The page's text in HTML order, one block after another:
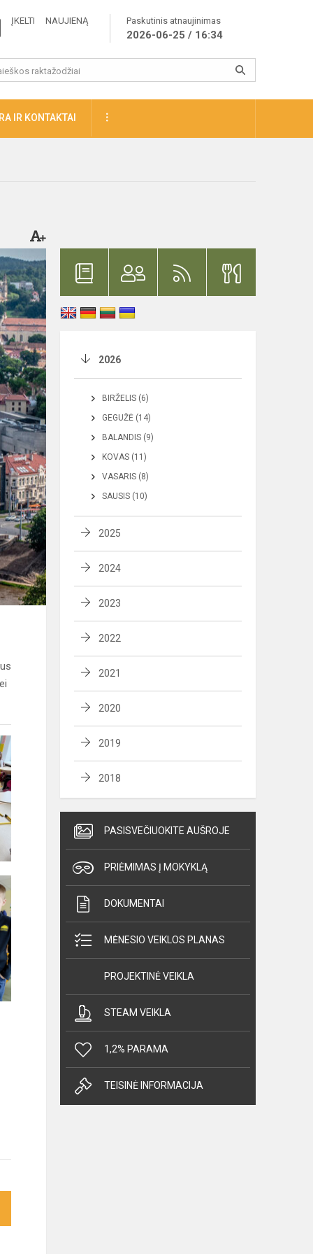
ĮKELTI NAUJIENĄ Paskutinis atnaujinimas
2026-06-25 / 16:34
IR KONTAKTAI
2026
BIRŽELIS (6)
GEGUŽĖ (14)
BALANDIS (9)
KOVAS (11)
VASARIS (8)
SAUSIS (10)
2025
2024
2023
2022
2021
2020
2019
2018
PASISVEČIUOKITE AUŠROJE
PRIĖMIMAS Į MOKYKLĄ
DOKUMENTAI
MĖNESIO VEIKLOS PLANAS
PROJEKTINĖ VEIKLA
STEAM VEIKLA
1,2% PARAMA
TEISINĖ INFORMACIJA